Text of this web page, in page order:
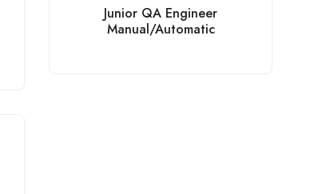
Junior QA Engineer
Manual/Automatic